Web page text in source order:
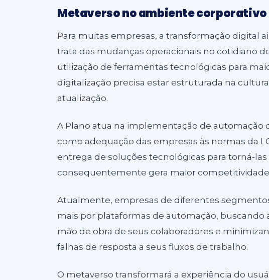
Metaverso no ambiente corporativo
Para muitas empresas, a transformação digital
trata das mudanças operacionais no cotidiano
utilização de ferramentas tecnológicas para
digitalização precisa estar estruturada na
atualização.
A Plano atua na implementação de automação
como adequação das empresas às normas da
entrega de soluções tecnológicas para torná-
consequentemente gera maior
Atualmente, empresas de diferentes
mais por plataformas de automação, buscando
mão de obra de seus colaboradores e
falhas de resposta a seus fluxos de trabalho.
O metaverso transformará a experiência do